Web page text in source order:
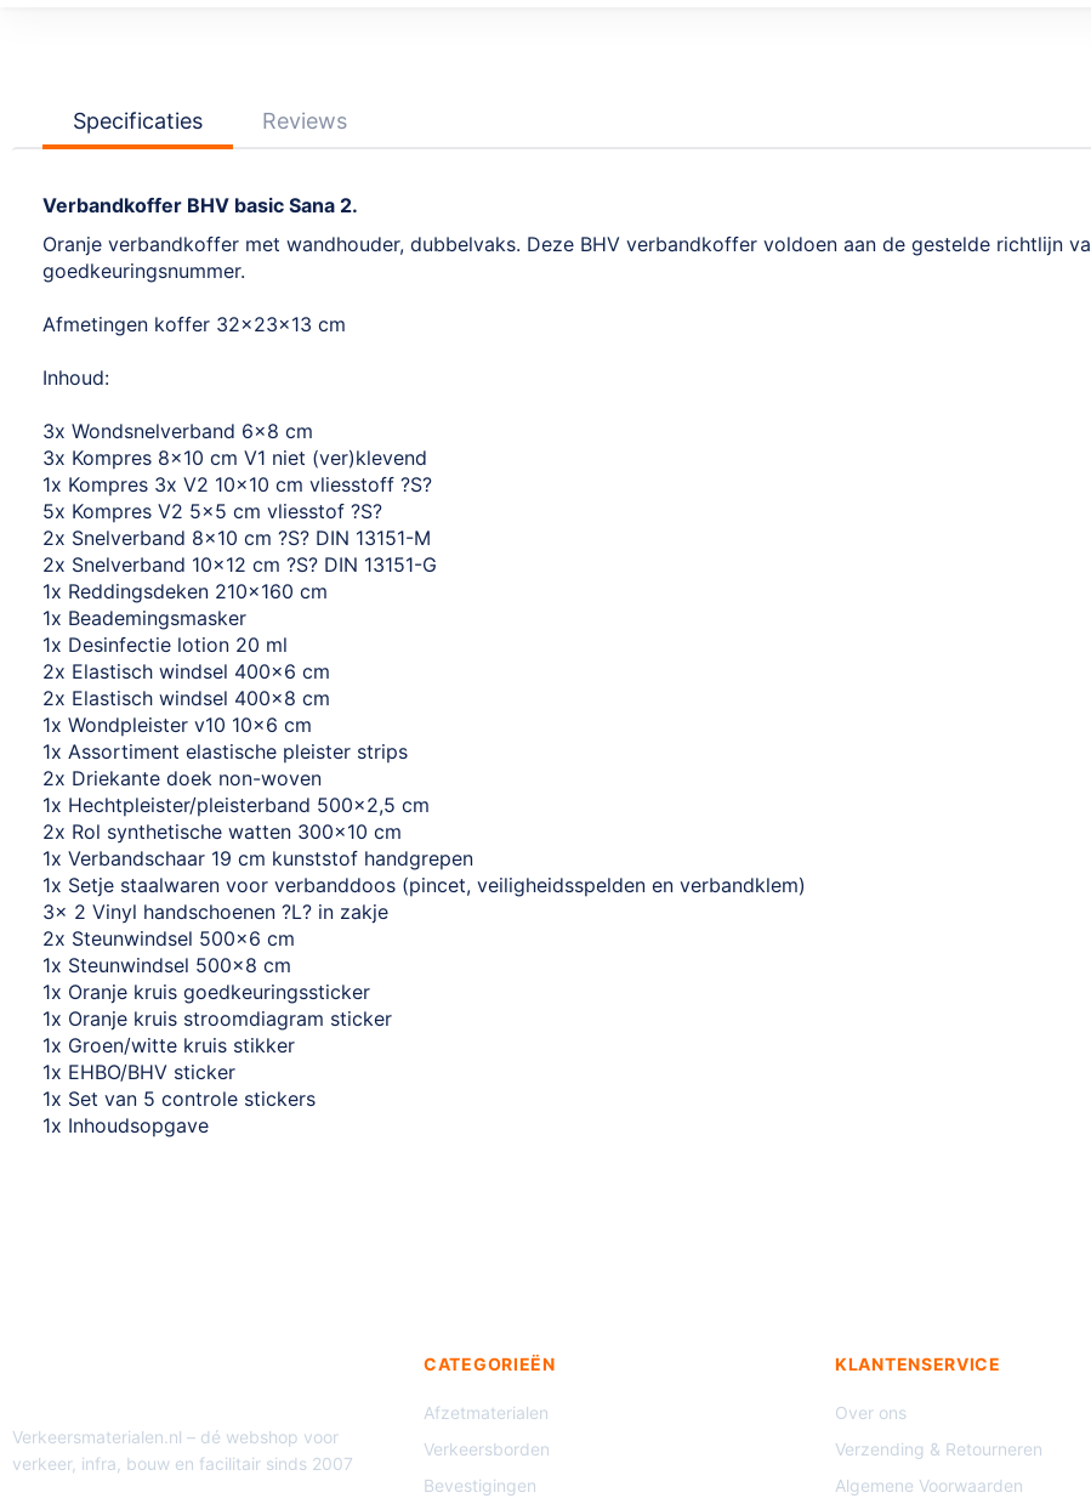
afbeeldingen-
gallerij
Specificaties Reviews
Verbandkoffer BHV basic Sana 2.
Oranje verbandkoffer met wandhouder, dubbelvaks. Deze BHV verbandkoffer voldoen aan de gestelde richtlijn
goedkeuringsnummer.
Afmetingen koffer 32x23x13 cm
Inhoud:
3x Wondsnelverband 6x8 cm
3x Kompres 8x10 cm V1 niet (ver)klevend
1x Kompres 3x V2 10x10 cm vliesstoff ?S?
5x Kompres V2 5x5 cm vliesstof ?S?
2x Snelverband 8x10 cm ?S? DIN 13151-M
2x Snelverband 10x12 cm ?S? DIN 13151-G
1x Reddingsdeken 210x160 cm
1x Beademingsmasker
1x Desinfectie lotion 20 ml
2x Elastisch windsel 400x6 cm
2x Elastisch windsel 400x8 cm
1x Wondpleister v10 10x6 cm
1x Assortiment elastische pleister strips
2x Driekante doek non-woven
1x Hechtpleister/pleisterband 500x2,5 cm
2x Rol synthetische watten 300x10 cm
1x Verbandschaar 19 cm kunststof handgrepen
1x Setje staalwaren voor verbanddoos (pincet, veiligheidsspelden en verbandklem)
3x 2 Vinyl handschoenen ?L? in zakje
2x Steunwindsel 500x6 cm
1x Steunwindsel 500x8 cm
1x Oranje kruis goedkeuringssticker
1x Oranje kruis stroomdiagram sticker
1x Groen/witte kruis stikker
1x EHBO/BHV sticker
1x Set van 5 controle stickers
1x Inhoudsopgave
Verkeersmaterialen.nl – dé webshop voor
verkeer, infra, bouw en facilitair sinds 2007
CATEGORIEËN
Afzetmaterialen
Verkeersborden
Bevestigingen
KLANTENSERVICE
Over ons
Verzending & Retourneren
Algemene Voorwaarden